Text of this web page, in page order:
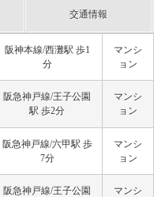
交通情報
阪神本線/西灘駅 歩1
分
マンシ
ョン
阪急神戸線/王子公園
駅 歩2分
マンシ
ョン
阪急神戸線/六甲駅 歩
7分
マンシ
ョン
阪急神戸線/王子公園
マンシ